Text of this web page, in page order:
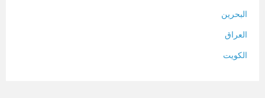
البحرين
العراق
الكويت